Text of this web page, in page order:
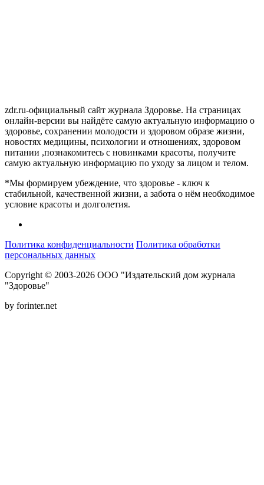
zdr.ru-официальный сайт журнала Здоровье. На страницах
онлайн-версии вы найдёте самую актуальную информацию о
здоровье, сохранении молодости и здоровом образе жизни,
новостях медицины, психологии и отношениях, здоровом
питании ,познакомитесь с новинками красоты, получите
самую актуальную информацию по уходу за лицом и телом.
*Мы формируем убеждение, что здоровье - ключ к
стабильной, качественной жизни, а забота о нём необходимое
условие красоты и долголетия.
Политика конфиденциальности Политика обработки
персональных данных
Copyright © 2003-2026 ООО "Издательский дом журнала
"Здоровье"
by forinter.net